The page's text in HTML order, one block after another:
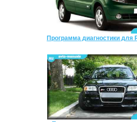
Программа диагностики для